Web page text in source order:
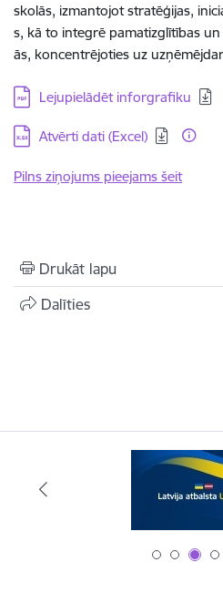
skolās, izmantojot stratēģijas,
s, kā to integrē pamatizglītības
ās, koncentrējoties uz
Lejupielādēt:
Lejupielādēt inforgrafiku
Lejupielādēt:
Atvērti dati (Excel)
Pilns ziņojums pieejams šeit
Drukāt lapu
Dalīties